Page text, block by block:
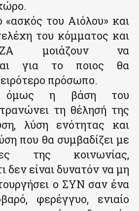
«ασκός του Αιόλου» και
του κόμματος και
μοιάζουν να
για το ποιος θα
πρόσωπο.
όμως η βάση του
τη θέλησή της
λύση ενότητας και
που θα συμβαδίζει με
της κοινωνίας,
δεν είναι δυνατόν να μη
ο ΣΥΝ σαν ένα
φερέγγυο, ενιαίο